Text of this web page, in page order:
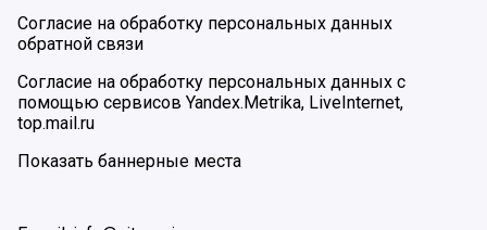
Согласие на обработку персональных данных
обратной связи
Согласие на обработку персональных данных с
помощью сервисов Yandex.Metrika, LiveInternet,
top.mail.ru
Показать баннерные места